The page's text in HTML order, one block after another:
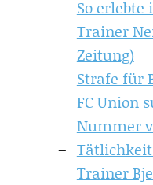
So erlebte
Trainer
Zeitung)
Strafe für
FC Union
Nummer
Tätlichkeit
Trainer